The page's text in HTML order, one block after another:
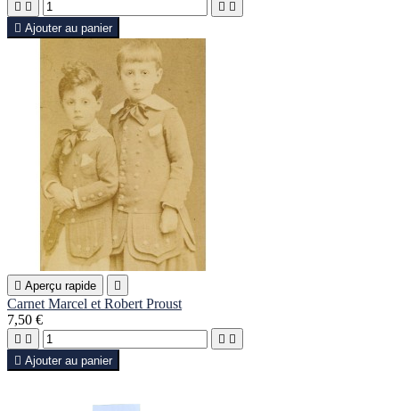
   
 Ajouter au panier
 Aperçu rapide 
Carnet Marcel et Robert Proust
7,50 €
   
 Ajouter au panier